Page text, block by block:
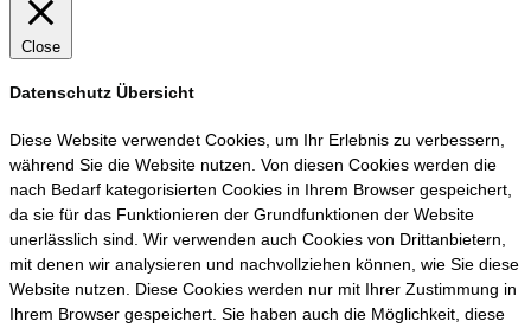
Close
Datenschutz Übersicht
Diese Website verwendet Cookies, um Ihr Erlebnis zu verbessern,
während Sie die Website nutzen. Von diesen Cookies werden die
nach Bedarf kategorisierten Cookies in Ihrem Browser gespeichert,
da sie für das Funktionieren der Grundfunktionen der Website
unerlässlich sind. Wir verwenden auch Cookies von Drittanbietern,
mit denen wir analysieren und nachvollziehen können, wie Sie diese
Website nutzen. Diese Cookies werden nur mit Ihrer Zustimmung in
Ihrem Browser gespeichert. Sie haben auch die Möglichkeit, diese